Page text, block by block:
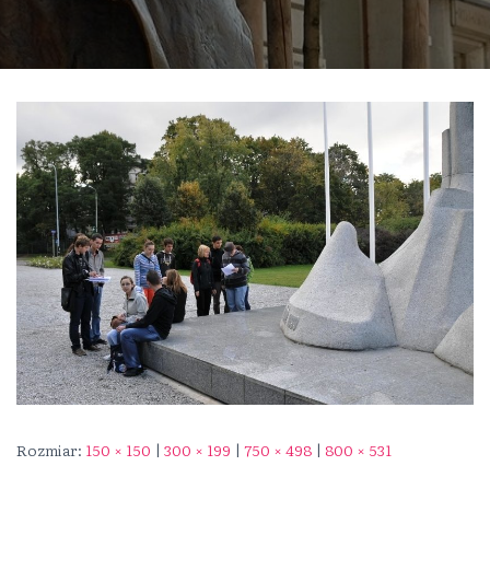
Rozmiar: 150 × 150 | 300 × 199 | 750 × 498 | 800 × 531